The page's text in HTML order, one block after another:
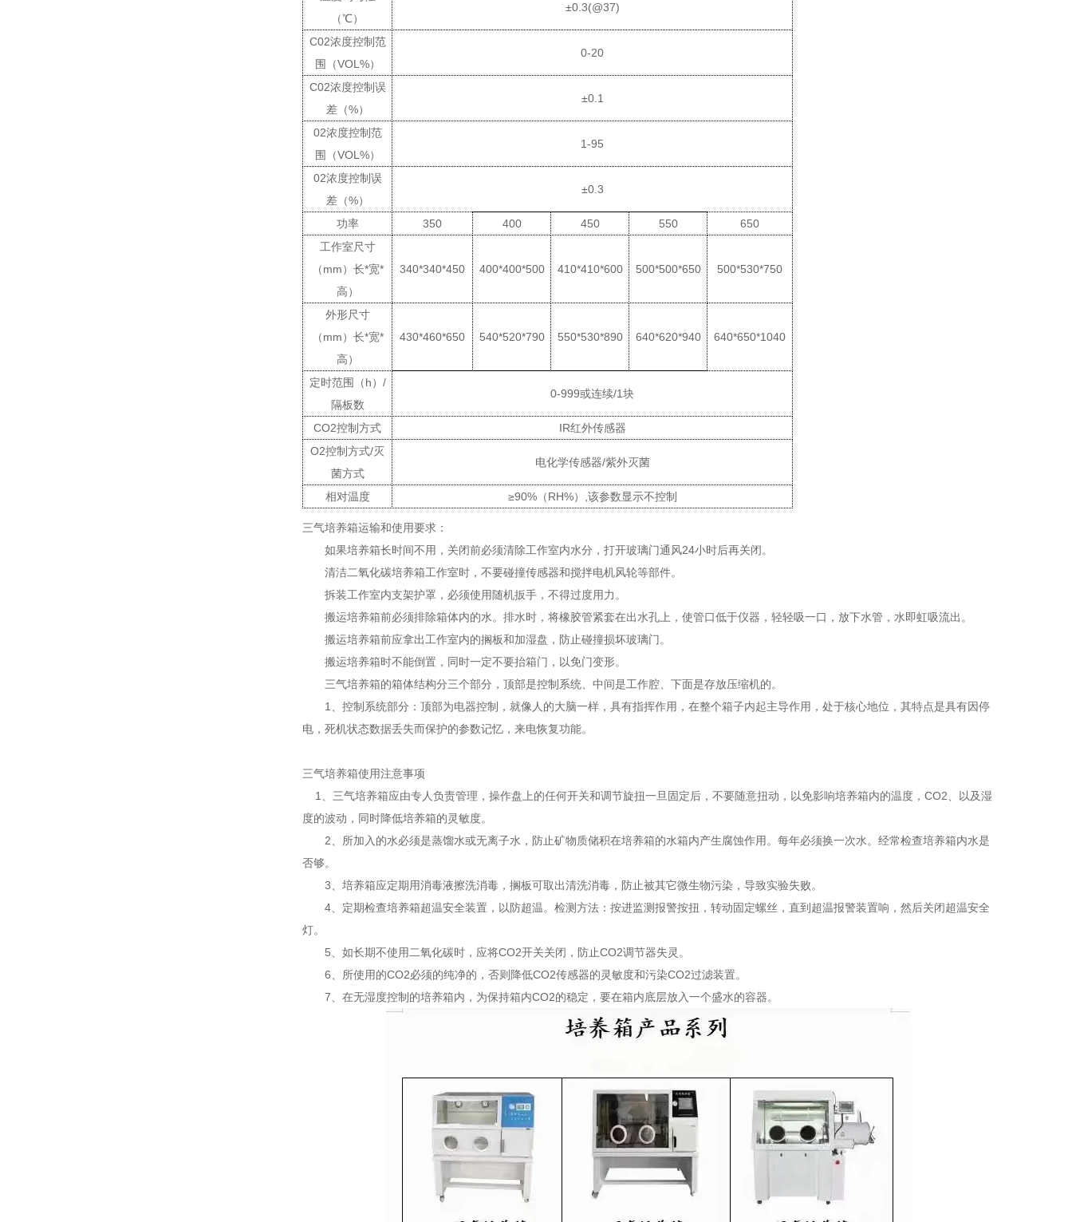
（℃）
±0.3(@37)
C02浓度控制范
围（VOL%）
0-20
C02浓度控制误
差（%）
±0.1
02浓度控制范
围（VOL%）
1-95
02浓度控制误
差（%）
±0. 3
功率 350 400 450 550
650
工作室尺寸
（mm）长*宽*
高）
340*340*450 400*400*500 410*410*600 500*500*650 500*530*750
外形尺寸
（mm）长*宽*
高）
430*460*650 540*520*790 550*530*890 640*620*940 640*650*1040
定时范围（h） /
隔板数
0-999或连续/1块
CO2控制方式 IR红外传感器
O2控制方式/灭
菌方式
电化学传感器/紫外灭菌
相对温度 ≥90%（RH%） 该参数显示不控制
三气培养箱运输和使用要求：
如果培养箱长时间不用，关闭前必须清除工作室内水分，打开玻璃门通风24小时后再关闭。
清洁二氧化碳培养箱工作室时，不要碰撞传感器和搅拌电机风轮等部件。
拆装工作室内支架护罩，必须使用随机扳手，不得过度用力。
搬运培养箱前必须排除箱体内的水。排水时，将橡胶管紧套在出水孔上，使管口低于仪器，轻轻吸一口，放下水管，水即虹吸流出。
搬运培养箱前应拿出工作室内的搁板和加湿盘，防止碰撞损坏玻璃门。
搬运培养箱时不能倒置，同时一定不要抬箱门，以免门变形。
三气培养箱的箱体结构分三个部分，顶部是控制系统、中间是工作腔、下面是存放压缩机的。
1、控制系统部分：顶部为电器控制，就像人的大脑一样，具有指挥作用，在整个箱子内起主导作用，处于核心地位，其特点是具有因停
电，死机状态数据丢失而保护的参数记忆，来电恢复功能。
三气培养箱使用注意事项
1、三气培养箱应由专人负责管理，操作盘上的任何开关和调节旋扭一旦固定后，不要随意扭动，以免影响培养箱内的温度，CO2、以及湿
度的波动，同时降低培养箱的灵敏度。
2、所加入的水必须是蒸馏水或无离子水，防止矿物质储积在培养箱的水箱内产生腐蚀作用。每年必须换一次水。经常检查培养箱内水是
否够。
3、培养箱应定期用消毒液擦洗消毒，搁板可取出清洗消毒，防止被其它微生物污染，导致实验失败。
4、定期检查培养箱超温安全装置，以防超温。检测方法：按进监测报警按扭，转动固定螺丝，直到超温报警装置响，然后关闭超温安全
灯。
5、如长期不使用二氧化碳时，应将CO2开关关闭，防止CO2调节器失灵。
6、所使用的CO2必须的纯净的，否则降低CO2传感器的灵敏度和污染CO2过滤装置。
7、在无湿度控制的培养箱内，为保持箱内CO2的稳定，要在箱内底层放入一个盛水的容器。